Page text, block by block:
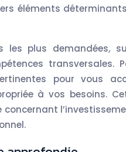
éléments
plus demandées,
transversales.
pour vous
à vos besoins.